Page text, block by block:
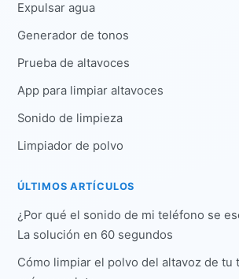
Expulsar agua
Generador de tonos
Prueba de altavoces
App para limpiar altavoces
Sonido de limpieza
Limpiador de polvo
ÚLTIMOS ARTÍCULOS
¿Por qué el sonido de mi teléfono se
La solución en 60 segundos
Cómo limpiar el polvo del altavoz de